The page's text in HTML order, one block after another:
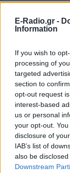
E-Radio.gr -
Information
If you wish to
processing of
targeted
section to
opt-out request
interest-based
us or personal
your opt-out.
disclosure of
IAB’s list of
also be
Downstream
ΔΕΙΤΕ
ΣΤΗΝ